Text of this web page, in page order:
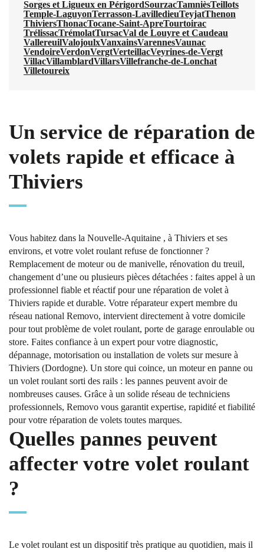
Sorges et Ligueux en PérigordSourzacTamnièsTeillots
Temple-LaguyonTerrasson-LavilledieuTeyjatThenon
ThiviersThonacTocane-Saint-ApreTourtoirac
TrélissacTrémolatTursacVal de Louyre et Caudeau
VallereuilValojoulxVanxainsVarennesVaunac
VendoireVerdonVergtVerteillacVeyrines-de-Vergt
VillacVillamblardVillarsVillefranche-de-Lonchat
Villetoureix
Un service de réparation de
volets rapide et efficace à
Thiviers
Vous habitez dans la Nouvelle-Aquitaine , à Thiviers et ses
environs, et votre volet roulant refuse de fonctionner ?
Remplacement de moteur ou de manivelle, rénovation du treuil,
changement d’une ou plusieurs pièces détachées : faites appel à un
professionnel fiable et réactif pour une réparation de volet à
Thiviers rapide et durable. Votre réparateur expert membre du
réseau national Removo, intervient directement à votre domicile
pour tout problème de volet roulant, porte de garage enroulable ou
store. Faites confiance à un expert pour votre diagnostic,
dépannage, motorisation ou installation de volets sur mesure à
Thiviers (Dordogne). Un store qui coince, un moteur en panne ou
un volet roulant sorti des rails : les pannes peuvent avoir de
nombreuses causes. Grâce à un solide réseau de techniciens
professionnels, Removo vous garantit expertise, rapidité et fiabilité
pour votre réparation de volets toutes marques.
Quelles pannes peuvent
affecter votre volet roulant
?
Le volet roulant est un dispositif très pratique au quotidien, mais il